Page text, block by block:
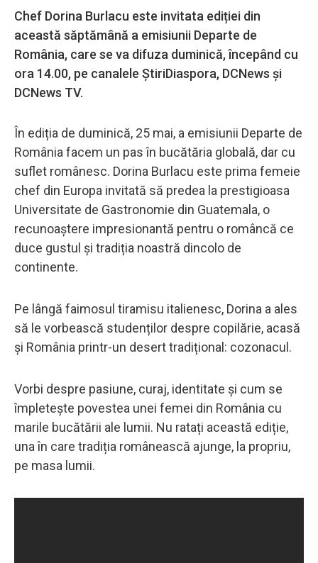
Chef Dorina Burlacu este invitata ediției din
această săptămână a emisiunii Departe de
România, care se va difuza duminică, începând cu
ora 14.00, pe canalele ȘtiriDiaspora, DCNews și
DCNews TV.
În ediția de duminică, 25 mai, a emisiunii Departe de
România facem un pas în bucătăria globală, dar cu
suflet românesc. Dorina Burlacu este prima femeie
chef din Europa invitată să predea la prestigioasa
Universitate de Gastronomie din Guatemala, o
recunoaștere impresionantă pentru o româncă ce
duce gustul și tradiția noastră dincolo de
continente.
Pe lângă faimosul tiramisu italienesc, Dorina a ales
să le vorbească studenților despre copilărie, acasă
și România printr-un desert tradițional: cozonacul.
Vorbi despre pasiune, curaj, identitate și cum se
împletește povestea unei femei din România cu
marile bucătării ale lumii. Nu ratați această ediție,
una în care tradiția românească ajunge, la propriu,
pe masa lumii.